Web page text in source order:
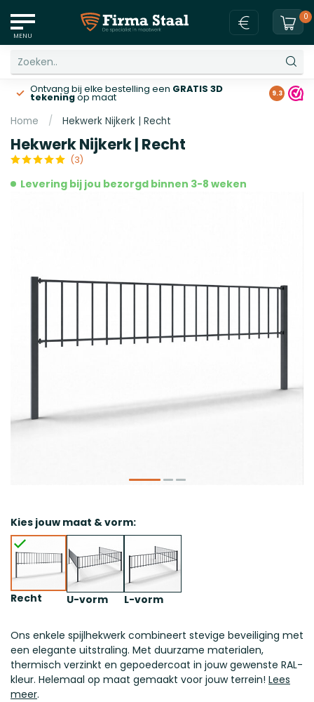
MENU
0
Ontvang bij elke bestelling een GRATIS 3D
tekeningop maat Gratis
9.3
Home / Hekwerk Nijkerk | Recht
Hekwerk Nijkerk | Recht
(3)
Levering bij jou bezorgd binnen 3-8 weken
Kies jouw maat & vorm:
Recht U-vorm L-vorm
Ons enkele spijlhekwerk combineert stevige beveiliging met
een elegante uitstraling. Met duurzame materialen,
thermisch verzinkt en gepoedercoat in jouw gewenste RAL-
kleur. Helemaal op maat gemaakt voor jouw terrein! Lees
meer.